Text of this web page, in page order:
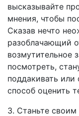
высказывайте
мнения, чтобы
Сказав нечто
разоблачающий
возмутительное
посмотреть,
поддакивать
способ оценить
3. Станьте